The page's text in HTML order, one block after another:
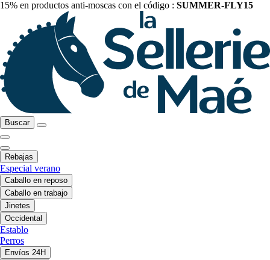
15% en productos anti-moscas con el código : SUMMER-FLY15
Buscar
Rebajas
Especial verano
Caballo en reposo
Caballo en trabajo
Jinetes
Occidental
Establo
Perros
Envíos 24H